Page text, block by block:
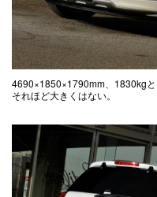
4690×1850×1790mm、1830kg
それほど大きくはない。